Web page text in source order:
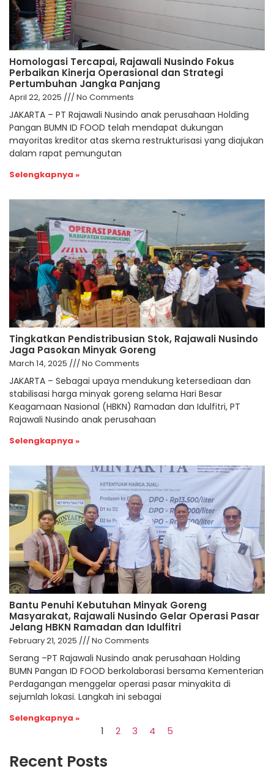
Homologasi Tercapai, Rajawali Nusindo Fokus
Perbaikan Kinerja Operasional dan Strategi
Pertumbuhan Jangka Panjang
April 22, 2025 No Comments
JAKARTA – PT Rajawali Nusindo anak perusahaan Holding
Pangan BUMN ID FOOD telah mendapat dukungan
mayoritas kreditor atas skema restrukturisasi yang diajukan
dalam rapat pemungutan
Selengkapnya »
Tingkatkan Pendistribusian Stok, Rajawali Nusindo
Jaga Pasokan Minyak Goreng
March 14, 2025 No Comments
JAKARTA – Sebagai upaya mendukung ketersediaan dan
stabilisasi harga minyak goreng selama Hari Besar
Keagamaan Nasional (HBKN) Ramadan dan Idulfitri, PT
Rajawali Nusindo anak perusahaan
Selengkapnya »
Bantu Penuhi Kebutuhan Minyak Goreng
Masyarakat, Rajawali Nusindo Gelar Operasi Pasar
Jelang HBKN Ramadan dan Idulfitri
February 21, 2025 No Comments
Serang –PT Rajawali Nusindo anak perusahaan Holding
BUMN Pangan ID FOOD berkolaborasi bersama Kementerian
Perdagangan menggelar operasi pasar minyakita di
sejumlah lokasi. Langkah ini sebagai
Selengkapnya »
1 2 3 4 5
Recent Posts